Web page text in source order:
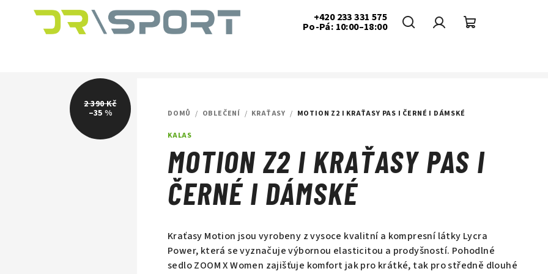
+420 233 331 575
Po-Pá: 10:00–18:00
DOMŮ / OBLEČENÍ / KRAŤASY / MOTION Z2 I KRAŤASY PAS I ČERNÉ I DÁMSKÉ
KALAS
MOTION Z2 I KRAŤASY PAS I
ČERNÉ I DÁMSKÉ
Kraťasy Motion jsou vyrobeny z vysoce kvalitní a kompresní látky Lycra
Power, která se vyznačuje výbornou elasticitou a prodyšností. Pohodlné
sedlo ZOOM X Women zajišťuje komfort jak pro krátké, tak pro středně dlouhé
2 390 Kč
–35 %